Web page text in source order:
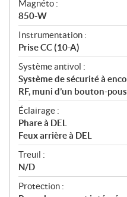
Magnéto :
850-W
Instrumentation :
Prise CC (10-A)
Système antivol :
Système de sécurité à
RF, muni d’un bouton-
Éclairage :
Phare à DEL
Feux arrière à DEL
Treuil :
N/D
Protection :